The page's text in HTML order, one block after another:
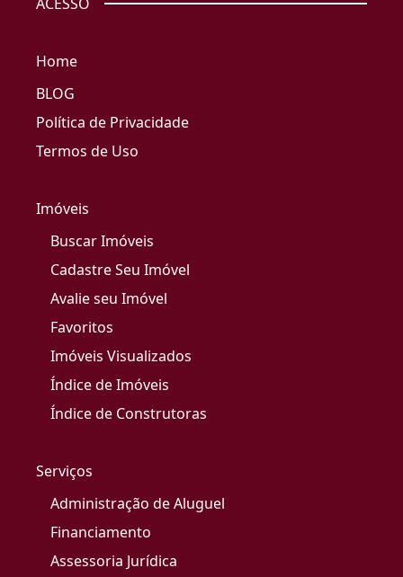
Home
BLOG
Política de Privacidade
Termos de Uso
Imóveis
Buscar Imóveis
Cadastre Seu Imóvel
Avalie seu Imóvel
Favoritos
Imóveis Visualizados
Índice de Imóveis
Índice de Construtoras
Serviços
Administração de Aluguel
Financiamento
Assessoria Jurídica